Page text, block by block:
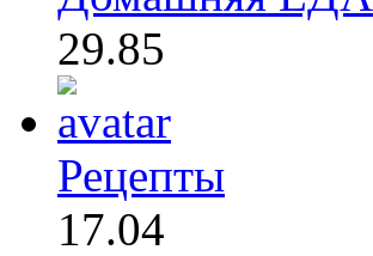
29.85
Рецепты
17.04